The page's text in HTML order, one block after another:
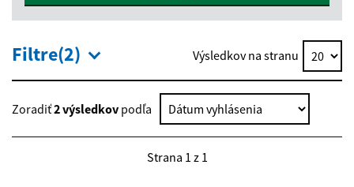
Filtre(2) Výsledkov na stranu
Zoradiť2 výsledkov podľa
Strana 1 z 1